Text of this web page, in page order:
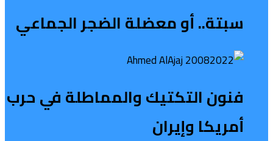
سبتة.. أو معضلة الضجر الجماعي
فنون التكتيك والمماطلة في حرب
أمريكا وإيران